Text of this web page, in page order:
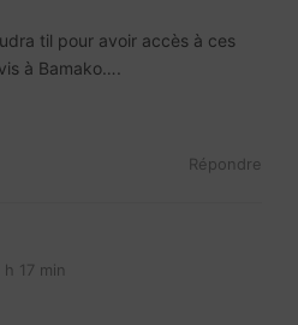
til pour avoir accès à ces
à Bamako….
Répondre
17 min